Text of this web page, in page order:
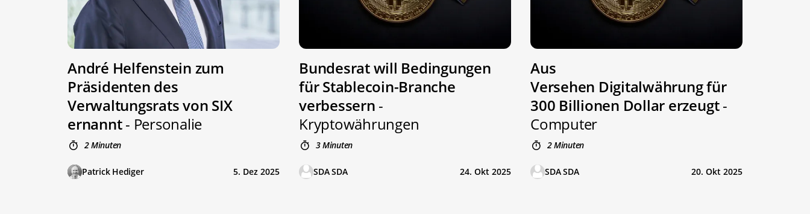
André Helfenstein zum
Präsidenten des
Verwaltungsrats von SIX
ernannt- Personalie
2 Minuten
Patrick Hediger 5. Dez 2025
Bundesrat will Bedingungen
für Stablecoin-Branche
verbessern -
Kryptowährungen
3 Minuten
SDA SDA 24. Okt 2025
Aus
Versehen Digitalwährung für
300 Billionen Dollar erzeugt-
Computer
2 Minuten
SDA SDA 20. Okt 2025